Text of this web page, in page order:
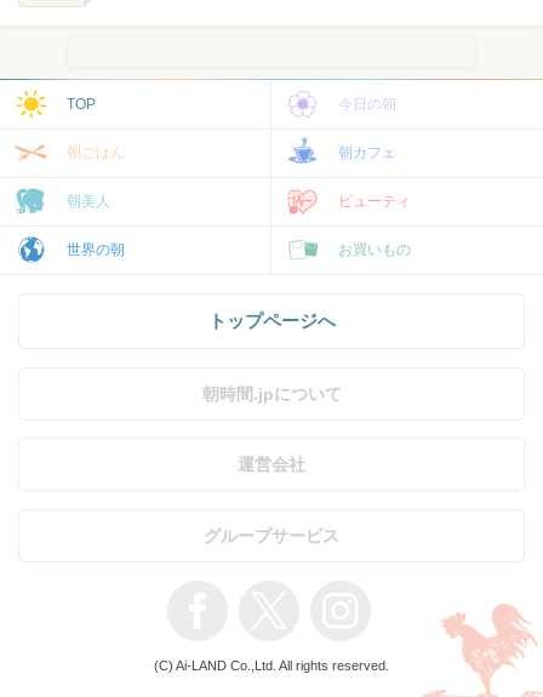
TOP 今日の朝
朝ごはん 朝カフェ
朝美人 ビューティ
世界の朝 お買いもの
トップページへ
朝時間.jpについて
運営会社
グループサービス
(C) Ai-LAND Co.,Ltd. All rights reserved.